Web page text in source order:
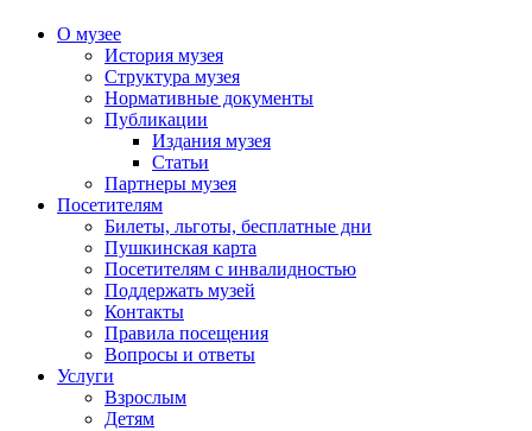
О музее
История музея
Структура музея
Нормативные документы
Публикации
Издания музея
Статьи
Партнеры музея
Посетителям
Билеты, льготы, бесплатные дни
Пушкинская карта
Посетителям с инвалидностью
Поддержать музей
Контакты
Правила посещения
Вопросы и ответы
Услуги
Взрослым
Детям